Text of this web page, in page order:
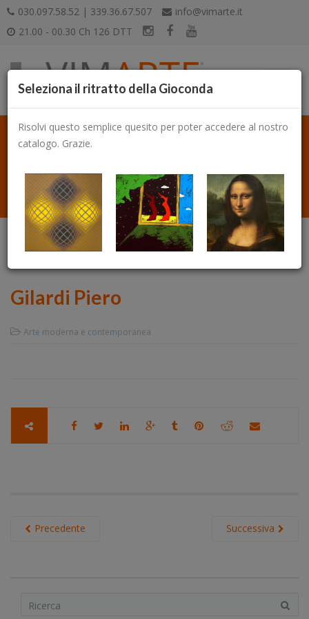
030.097.58.52 | 339.36.67.507
info@vimarte.it
21.00 - 00.30 Ch 126 DTT
Gilardi Piero
Arte moderna e contemporanea
Successiva
Precedente
Seleziona il ritratto della Gioconda
Risolvi questo semplice quesito per poter accedere al nostro
catalogo. Grazie.